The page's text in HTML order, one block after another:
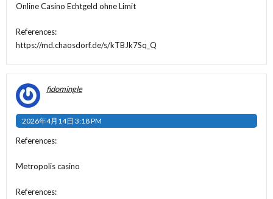
Online Casino Echtgeld ohne Limit
References:
https://md.chaosdorf.de/s/kTBJk7Sq_Q
fidomingle
2026年4月14日 3:18 PM
References:
Metropolis casino
References: